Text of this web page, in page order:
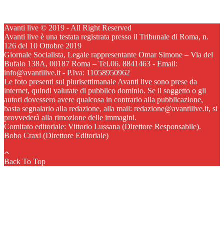
Avanti live © 2019 - All Right Reserved
Avanti live è una testata registrata presso il Tribunale di Roma, n.
126 del 10 Ottobre 2019
Giornale Socialista, Legale rappresentante Omar Simone – Via del
Bufalo 138A, 00187 Roma – Tel.06. 8841463 - Email:
info@avantilive.it - P.Iva: 11058950962
Le foto presenti sul plurisettimanale Avanti live sono prese da
internet, quindi valutate di pubblico dominio. Se il soggetto o gli
autori dovessero avere qualcosa in contrario alla pubblicazione,
basta segnalarlo alla redazione, alla mail: redazione@avantilive.it, si
provvederà alla rimozione delle immagini.
Comitato editoriale: Vittorio Lussana (Direttore Responsabile).
Bobo Craxi (Direttore Editoriale)
Back To Top